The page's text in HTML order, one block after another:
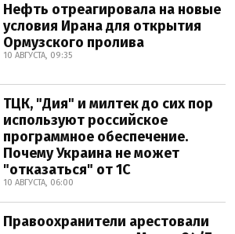
Нефть отреагировала на новые
условия Ирана для открытия
Ормузского пролива
10 АВГУСТА, 09:35
ТЦК, "Дия" и милтек до сих пор
используют российское
программное обеспечение.
Почему Украина не может
"отказаться" от 1С
10 АВГУСТА, 06:00
Правоохранители арестовали